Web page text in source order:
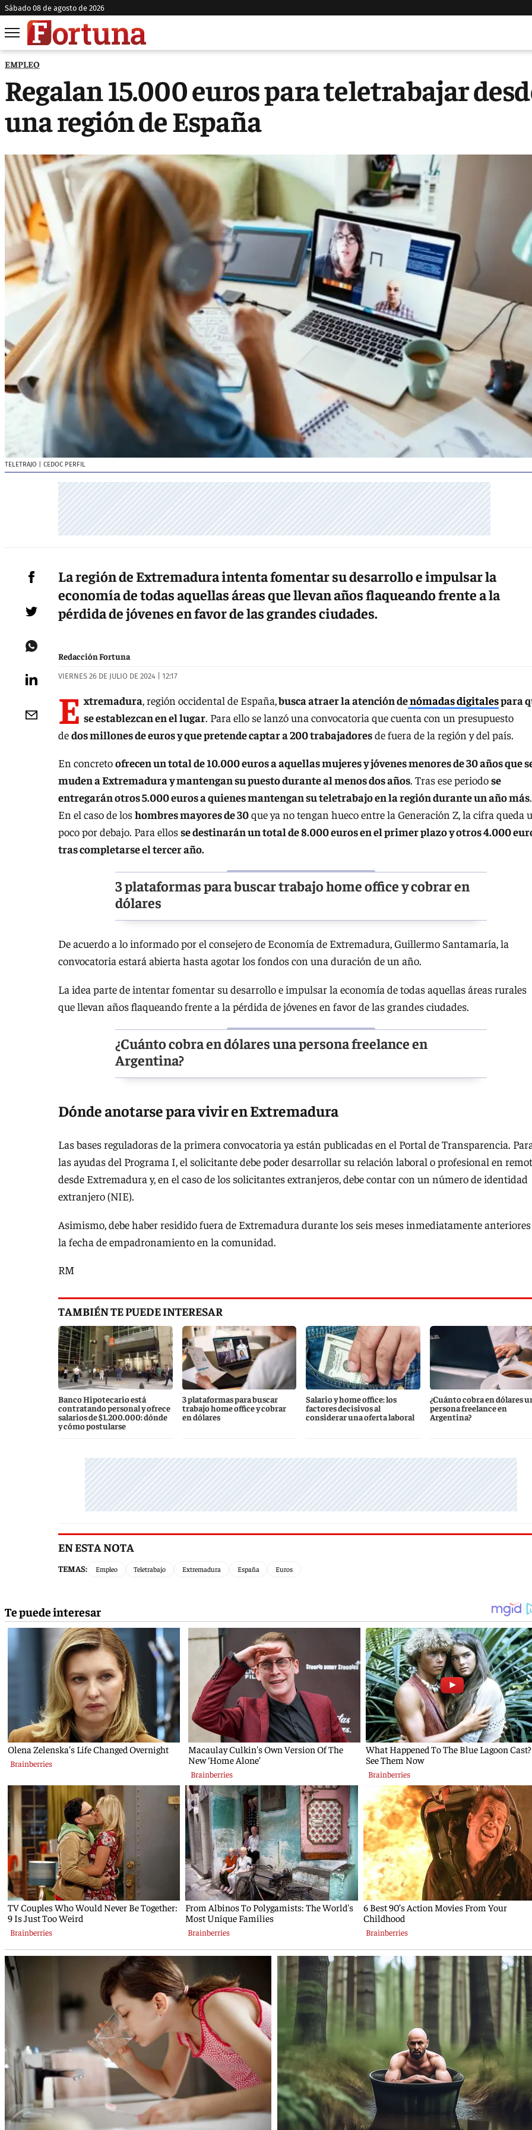
sábado 08 de agosto de 2026
EMPLEO
Regalan 15.000 euros para teletrabajar
una región de España
TELETRAJO | CEDOC PERFIL
La región de Extremadura intenta fomentar su desarrollo e impulsar la
economía de todas aquellas áreas que llevan años flaqueando frente a la
pérdida de jóvenes en favor de las grandes ciudades.
Redacción Fortuna
VIERNES 26 DE JULIO DE 2024 | 12:17
E xtremadura, región occidental de España,busca atraer la atención denómadas digitalespara
se establezcan en el lugar. Para ello se lanzó una convocatoria que cuenta con un presupuesto
dedos millones de euros y que pretende captar a 200 trabajadoresde fuera de la región y del país.
En concretoofrecen un total de 10.000 euros a aquellas mujeres y jóvenes menores de 30 años que
muden a Extremadura y mantengan su puesto durante al menos dos años. Tras ese periodose
entregarán otros 5.000 euros a quienes mantengan su teletrabajo en la región durante un año más.
En el caso de loshombres mayores de 30que ya no tengan hueco entre la Generación Z, la cifra queda
poco por debajo. Para ellosse destinarán un total de 8.000 euros en el primer plazo y otros 4.000
tras completarse el tercer año.
3 plataformas para buscar trabajo home office y cobrar en
dólares
De acuerdo a lo informado por el consejero de Economía de Extremadura, Guillermo Santamaría, la
convocatoria estará abierta hasta agotar los fondos con una duración de un año.
La idea parte de intentar fomentar su desarrollo e impulsar la economía de todas aquellas áreas rurales
que llevan años flaqueando frente a la pérdida de jóvenes en favor de las grandes ciudades.
¿Cuánto cobra en dólares una persona freelance en
Argentina?
Dónde anotarse para vivir en Extremadura
Las bases reguladoras de la primera convocatoria ya están publicadas en el Portal de Transparencia.
las ayudas del Programa I, el solicitante debe poder desarrollar su relación laboral o profesional en
desde Extremadura y, en el caso de los solicitantes extranjeros, debe contar con un número de identidad
extranjero (NIE).
Asimismo, debe haber residido fuera de Extremadura durante los seis meses inmediatamente
la fecha de empadronamiento en la comunidad.
RM
TAMBIÉN TE PUEDE INTERESAR
Banco Hipotecario está
contratando personal y ofrece
salarios de $1.200.000: dónde
y cómo postularse
3 plataformas para buscar
trabajo home office y cobrar
en dólares
Salario y home office: los
factores decisivos al
considerar una oferta laboral
¿Cuánto cobra en dólares
persona freelance en
Argentina?
EN ESTA NOTA
TEMAS: Empleo Teletrabajo Extremadura España Euros